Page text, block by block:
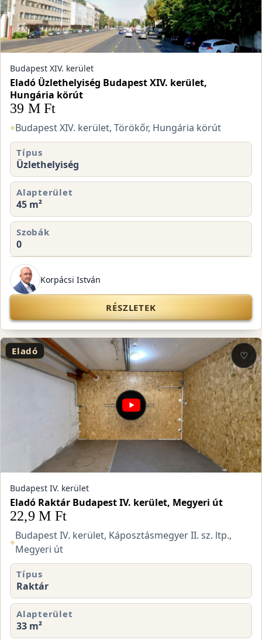
Budapest XIV. kerület
Eladó Üzlethelyiség Budapest XIV. kerület,
Hungária körút
39 M Ft
⌖Budapest XIV. kerület, Törökőr, Hungária körút
Típus
Üzlethelyiség
Alapterület
45 m²
Szobák
0
Korpácsi István
RÉSZLETEK
Eladó ♡
Budapest IV. kerület
Eladó Raktár Budapest IV. kerület, Megyeri út
22,9 M Ft
⌖
Budapest IV. kerület, Káposztásmegyer II. sz. ltp.,
Megyeri út
Típus
Raktár
Alapterület
33 m²